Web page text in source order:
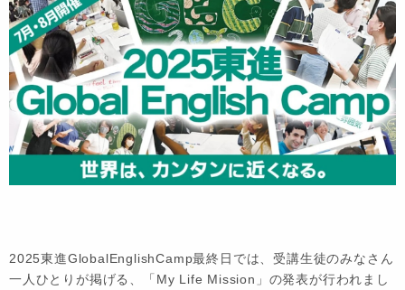
2025東進GlobalEnglishCamp最終日では、受講生徒のみなさん
一人ひとりが掲げる、「My Life Mission」の発表が行われまし